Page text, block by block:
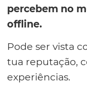
percebem no
offline.
Pode ser vista
tua reputação,
experiências.